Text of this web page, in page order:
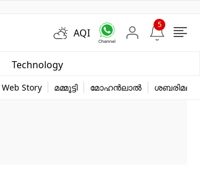
AQI
5
Technology
Web Story മമ്മൂട്ടി മോഹൻലാൽ ശബരിമല